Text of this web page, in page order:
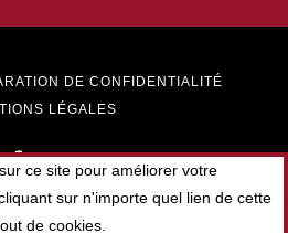
Footer
menu
DE CONFIDENTIALITÉ
LÉGALES
ce site pour améliorer votre
sur n'importe quel lien de cette
de cookies.